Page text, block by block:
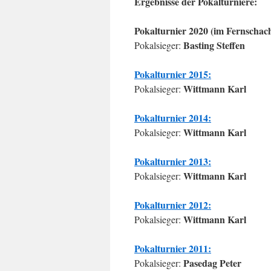
Pokalturnier 2020 (im
Pokalsieger: Basting Steffen
Pokalturnier 2015:
Pokalsieger: Wittmann Karl
Pokalturnier 2014:
Pokalsieger: Wittmann Karl
Pokalturnier 2013:
Pokalsieger: Wittmann Karl
Pokalturnier 2012:
Pokalsieger: Wittmann Karl
Pokalturnier 2011:
Pokalsieger: Pasedag Peter